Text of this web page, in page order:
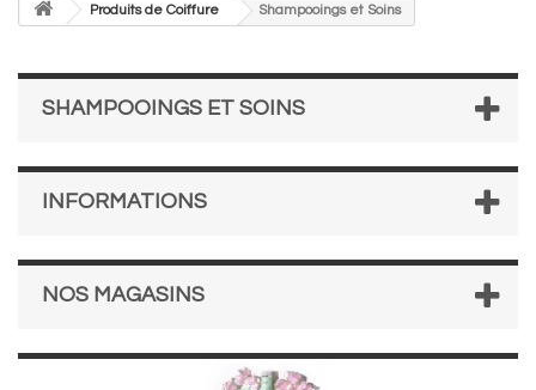
Produits de Coiffure Shampooings et Soins
SHAMPOOINGS ET SOINS
INFORMATIONS
NOS MAGASINS